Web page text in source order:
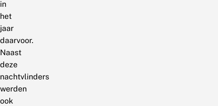
in
het
jaar
daarvoor.
Naast
deze
nachtvlinders
werden
ook